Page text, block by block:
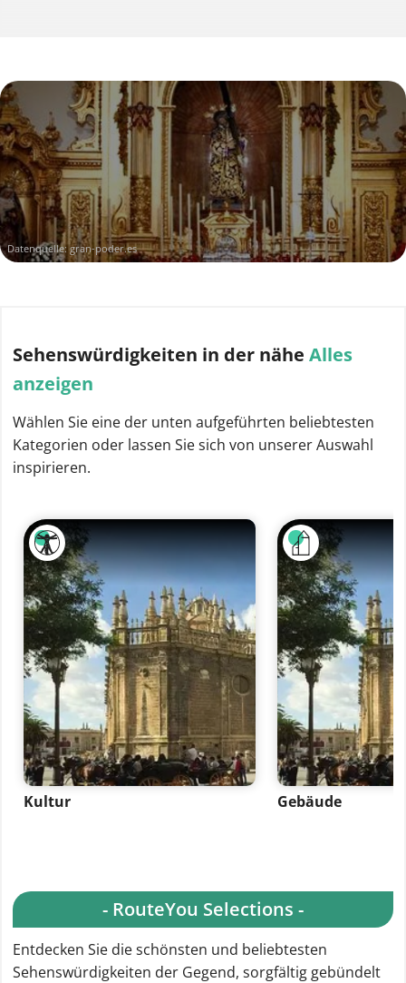
Datenquelle:gran-poder.es
Sehenswürdigkeiten in der nähe Alles
anzeigen
Wählen Sie eine der unten aufgeführten beliebtesten
Kategorien oder lassen Sie sich von unserer Auswahl
inspirieren.
Kultur Gebäude
- RouteYou Selections -
Entdecken Sie die schönsten und beliebtesten
Sehenswürdigkeiten der Gegend, sorgfältig gebündelt